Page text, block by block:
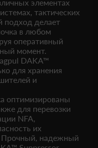
элементах
тактических
подход делает
в любом
оперативный
момент.
DAKA™
для хранения
и
оптимизированы
для перевозки
NFA,
их
Прочный, надежный